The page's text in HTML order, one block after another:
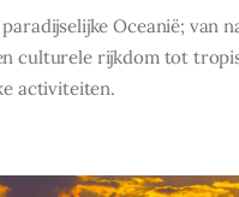
Oceanië; van
culturele rijkdom tot
activiteiten.